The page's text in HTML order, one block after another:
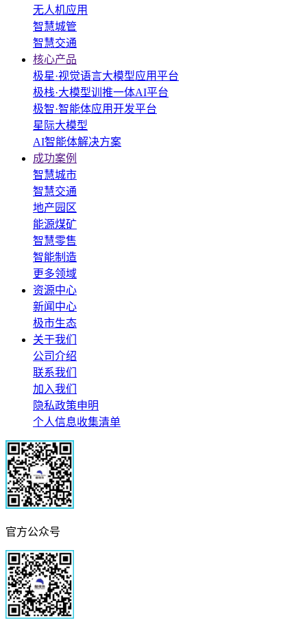
无人机应用
智慧城管
智慧交通
核心产品
极星·视觉语言大模型应用平台
极栈·大模型训推一体AI平台
极智·智能体应用开发平台
星际大模型
AI智能体解决方案
成功案例
智慧城市
智慧交通
地产园区
能源煤矿
智慧零售
智能制造
更多领域
资源中心
新闻中心
极市生态
关于我们
公司介绍
联系我们
加入我们
隐私政策申明
个人信息收集清单
官方公众号